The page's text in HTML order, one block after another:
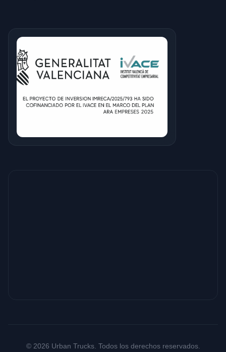
© 2026 Urban Trucks. Todos los derechos reservados.